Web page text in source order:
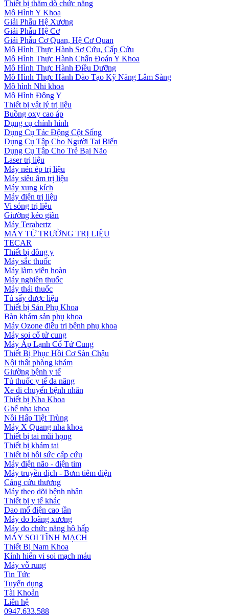
Thiết bị thăm dò chức năng
Mô Hình Y Khoa
Giải Phẫu Hệ Xương
Giải Phẫu Hệ Cơ
Giải Phẫu Cơ Quan, Hệ Cơ Quan
Mô Hình Thực Hành Sơ Cứu, Cấp Cứu
Mô Hình Thực Hành Chẩn Đoán Y Khoa
Mô Hình Thực Hành Điều Dưỡng
Mô Hình Thực Hành Đào Tạo Kỹ Năng Lâm Sàng
Mô hình Nhi khoa
Mô Hình Đông Y
Thiết bị vật lý trị liệu
Buồng oxy cao áp
Dụng cụ chỉnh hình
Dụng Cụ Tác Động Cột Sống
Dụng Cụ Tập Cho Người Tai Biến
Dụng Cụ Tập Cho Trẻ Bại Não
Laser trị liệu
Máy nén ép trị liệu
Máy siêu âm trị liệu
Máy xung kích
Máy điện trị liệu
Vi sóng trị liệu
Giường kéo giãn
Máy Terahertz
MÁY TỪ TRƯỜNG TRỊ LIỆU
TECAR
Thiết bị đông y
Máy sắc thuốc
Máy làm viên hoàn
Máy nghiền thuốc
Máy thái thuốc
Tủ sấy dược liệu
Thiết bị Sản Phụ Khoa
Bàn khám sản phụ khoa
Máy Ozone điều trị bệnh phụ khoa
Máy soi cổ tử cung
Máy Áp Lạnh Cổ Tử Cung
Thiết Bị Phục Hồi Cơ Sàn Chậu
Nội thất phòng khám
Giường bệnh y tế
Tủ thuốc y tế đa năng
Xe di chuyển bệnh nhân
Thiết bị Nha Khoa
Ghế nha khoa
Nồi Hấp Tiệt Trùng
Máy X Quang nha khoa
Thiết bị tai mũi họng
Thiết bị khám tai
Thiết bị hồi sức cấp cứu
Máy điện não - điện tim
Máy truyền dịch - Bơm tiêm điện
Cáng cứu thương
Máy theo dõi bệnh nhân
Thiết bị y tế khác
Dao mổ điện cao tần
Máy đo loãng xương
Máy đo chức năng hô hấp
MÁY SOI TĨNH MẠCH
Thiết Bị Nam Khoa
Kính hiển vi soi mạch máu
Máy vỗ rung
Tin Tức
Tuyển dụng
Tài Khoản
Liên hệ
0947.633.588